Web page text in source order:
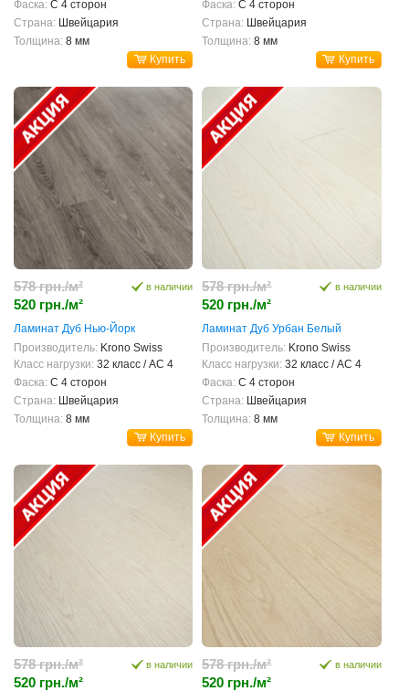
Фаска: С 4 сторон
Страна: Швейцария
Толщина: 8 мм
Купить
Фаска: С 4 сторон
Страна: Швейцария
Толщина: 8 мм
Купить
578 грн./м²
520 грн./м²
в наличии
Ламинат Дуб Нью-Йорк
Производитель: Krono Swiss
Класс нагрузки: 32 класс / AC 4
Фаска: С 4 сторон
Страна: Швейцария
Толщина: 8 мм
Купить
578 грн./м²
520 грн./м²
в наличии
Ламинат Дуб Урбан Белый
Производитель: Krono Swiss
Класс нагрузки: 32 класс / AC 4
Фаска: С 4 сторон
Страна: Швейцария
Толщина: 8 мм
Купить
578 грн./м²
520 грн./м²
в наличии
578 грн./м²
520 грн./м²
в наличии